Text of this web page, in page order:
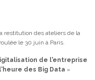
restitution des ateliers de la
le 30 juin à Paris.
de l'entreprise
des Big Data »